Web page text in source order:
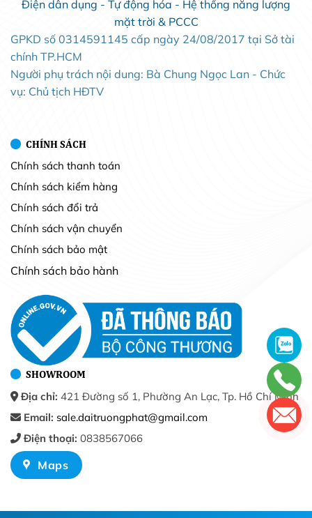
Điện dân dụng - Tự động hóa - Hệ thống năng lượng
mặt trời & PCCC
GPKD số 0314591145 cấp ngày 24/08/2017 tại Sở tài
chính TP.HCM
Người phụ trách nội dung: Bà Chung Ngọc Lan - Chức
vụ: Chủ tịch HĐTV
CHÍNH SÁCH
Chính sách thanh toán
Chính sách kiểm hàng
Chính sách đổi trả
Chính sách vận chuyển
Chính sách bảo mật
Chính sách bảo hành
SHOWROOM
Địa chỉ: 421 Đường số 1, Phường An Lạc, Tp. Hồ Chí Minh
Email: sale.daitruongphat@gmail.com
Điện thoại: 0838567066
Maps